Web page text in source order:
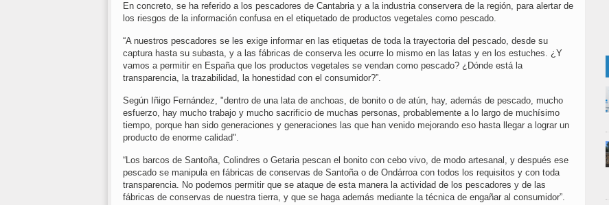
En concreto, se ha referido a los pescadores de Cantabria y a la industria conservera de la región, para alertar de
los riesgos de la información confusa en el etiquetado de productos vegetales como pescado.
“A nuestros pescadores se les exige informar en las etiquetas de toda la trayectoria del pescado, desde su
captura hasta su subasta, y a las fábricas de conserva les ocurre lo mismo en las latas y en los estuches. ¿Y
vamos a permitir en España que los productos vegetales se vendan como pescado? ¿Dónde está la
transparencia, la trazabilidad, la honestidad con el consumidor?”.
Según Iñigo Fernández, "dentro de una lata de anchoas, de bonito o de atún, hay, además de pescado, mucho
esfuerzo, hay mucho trabajo y mucho sacrificio de muchas personas, probablemente a lo largo de muchísimo
tiempo, porque han sido generaciones y generaciones las que han venido mejorando eso hasta llegar a lograr un
producto de enorme calidad".
“Los barcos de Santoña, Colindres o Getaria pescan el bonito con cebo vivo, de modo artesanal, y después ese
pescado se manipula en fábricas de conservas de Santoña o de Ondárroa con todos los requisitos y con toda
transparencia. No podemos permitir que se ataque de esta manera la actividad de los pescadores y de las
fábricas de conservas de nuestra tierra, y que se haga además mediante la técnica de engañar al consumidor”.